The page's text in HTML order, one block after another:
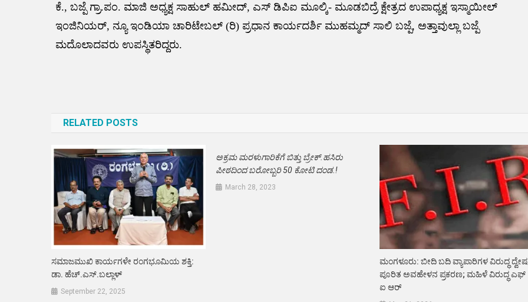
ಕೆ., ಬಜ್ಪೆ ಗ್ರಾ.ಪಂ. ಮಾಜಿ ಅಧ್ಯಕ್ಷ ಸಾಹುಲ್ ಹಮೀದ್, ಎಸ್ ಡಿಪಿಐ ಮೂಲ್ಕಿ- ಮೂಡಬಿದ್ರೆ ಕ್ಷೇತ್ರದ ಉಪಾಧ್ಯಕ್ಷ ಇಸ್ಮಾಯೀಲ್
ಇಂಜಿನಿಯರ್, ನ್ಯೂ ಇಂಡಿಯಾ ಚಾರಿಟೇಬಲ್ (ರಿ) ಪ್ರಧಾನ ಕಾರ್ಯದರ್ಶಿ ಮುಹಮ್ಮದ್ ಸಾಲಿ ಬಜ್ಪೆ, ಅತ್ತಾವುಲ್ಲಾ ಬಜ್ಪೆ
ಮದೊಲಾದವರು ಉಪಸ್ಥಿತರಿದ್ದರು.
RELATED POSTS
ಸಮಾಜಮುಖಿ ಕಾರ್ಯಗಳೇ ರಂಗಭೂಮಿಯ ಶಕ್ತಿ:
ಡಾ. ಹೆಚ್.ಎಸ್.ಬಲ್ಲಾಳ್
September 22, 2025
ಅಕ್ರಮ ಮರಳುಗಾರಿಕೆಗೆ ಬಿತ್ತು ಬ್ರೇಕ್.ಹಸಿರು
ಪೀಠದಿಂದ ಬರೋಬ್ಬರಿ 50 ಕೋಟಿ ದಂಡ.!
March 28, 2023
ಮಂಗಳೂರು: ಬೀದಿ ಬದಿ ವ್ಯಾಪಾರಿಗಳ ವಿರುದ್ಧ ದ್ವೇಷ
ಪೂರಿತ ಅವಹೇಳನ ಪ್ರಕರಣ; ಮಹಿಳೆ ವಿರುದ್ಧ ಎಫ್
ಐ ಆರ್